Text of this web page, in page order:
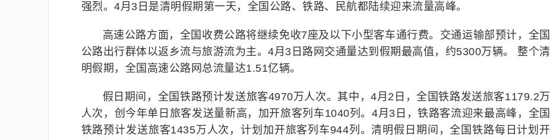
强烈。4月3日是清明假期第一天，全国公路、铁路、民航都陆续迎来流量高峰。
高速公路方面，全国收费公路将继续免收7座及以下小型客车通行费。交通运输部预计，全国
公路出行群体以返乡流与旅游流为主。4月3日路网交通量达到假期最高值，约5300万辆。 整个清
明假期，全国高速公路网总流量达1.51亿辆。
假日期间，全国铁路预计发送旅客4970万人次。其中，4月2日，全国铁路发送旅客1179.2万
人次，创今年单日旅客发送量新高，加开旅客列车1040列。4月3日，铁路客流迎来最高峰，全国
铁路预计发送旅客1435万人次，计划加开旅客列车944列。清明假日期间，全国铁路每日计划开